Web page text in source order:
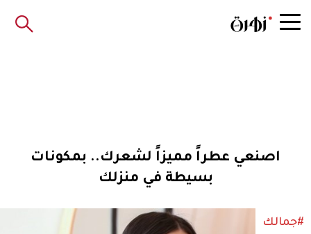
اصنعي عطراً مميزاً لشعرك.. بمكونات
بسيطة في منزلك
#جمالك